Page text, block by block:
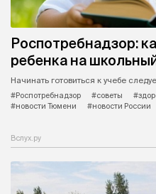
Роспотребнадзор:
ребенка на
Начинать готовиться к учебе
#Роспотребнадзор
#советы
#новости Тюмени
#новости России
Вслух.ру